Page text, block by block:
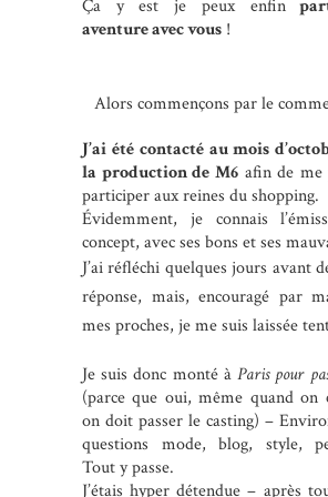
Ça y est je peux enfin
aventure avec vous !
Alors commençons par le
J’ai été contacté au mois
la production de M6afin de me
participer aux reines du shopping.
Évidemment, je connais
concept, avec ses bons et ses
J’ai réfléchi quelques jours avant
réponse, mais, encouragé par
mes proches, je me suis laissée
Je suis donc monté àParis pour
(parce que oui, même quand on
on doit passer le casting) –
questions mode, blog, style,
Tout y passe.
J’étais hyper détendue – après